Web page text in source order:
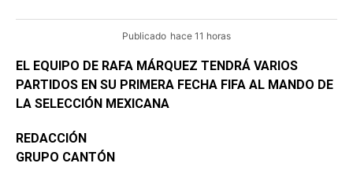
Publicado hace 11 horas
EL EQUIPO DE RAFA MÁRQUEZ TENDRÁ VARIOS
PARTIDOS EN SU PRIMERA FECHA FIFA AL MANDO DE
LA SELECCIÓN MEXICANA
REDACCIÓN
GRUPO CANTÓN